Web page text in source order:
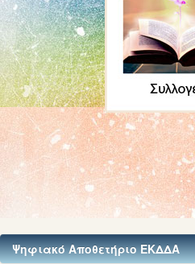
Ψηφιακό Αποθετήριο ΕΚΔΔΑ